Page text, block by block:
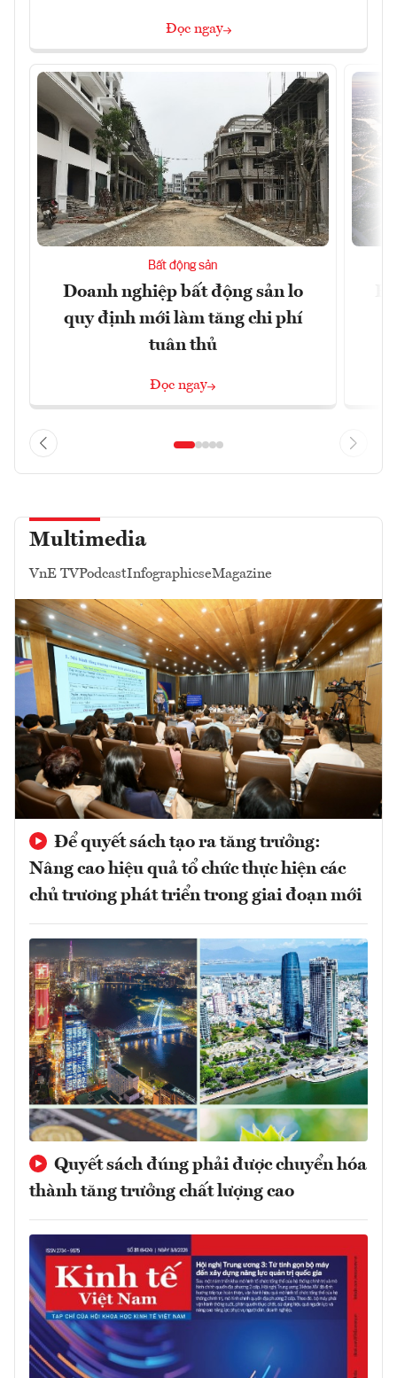
Đọc ngay
Bất động sản
Doanh nghiệp bất động sản lo
quy định mới làm tăng chi phí
tuân thủ
Đọc ngay
Multimedia
VnE TVPodcastInfographicseMagazine
Để quyết sách tạo ra tăng trưởng:
Nâng cao hiệu quả tổ chức thực hiện các
chủ trương phát triển trong giai đoạn mới
Quyết sách đúng phải được chuyển hóa
thành tăng trưởng chất lượng cao